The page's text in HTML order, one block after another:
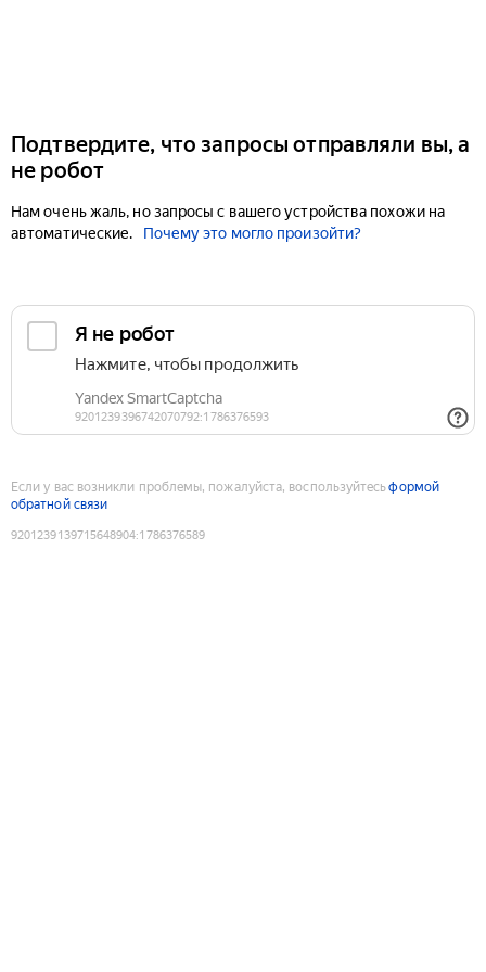
Подтвердите, что запросы отправляли вы, а
не робот
Нам очень жаль, но запросы с вашего устройства похожи на
автоматические.
Почему это могло произойти?
Если у вас возникли проблемы, пожалуйста, воспользуйтесьформой
обратной связи
9201239139715648904:1786376589